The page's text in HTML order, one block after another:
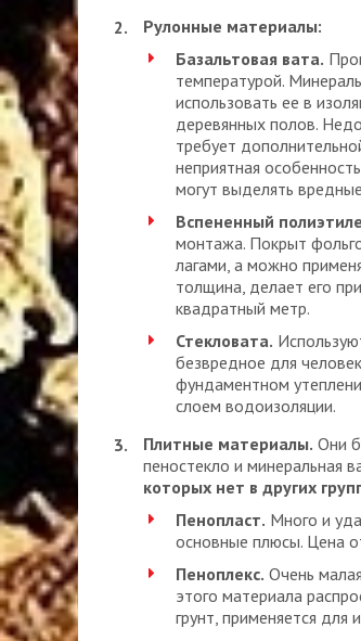
Рулонные материалы:
Базальтовая вата.
температурой.
использовать ее в
деревянных полов.
требует
неприятная
могут выделять
Вспененный
монтажа. Покрыт
лагами, а можно
толщина, делает его
квадратный метр.
Стекловата.
безвредное для
фундаментном
слоем водоизоляции.
Плитные материалы. Они
пеностекло и минеральная
которых нет в других
Пенопласт. Много и
основные плюсы. Цена
Пеноплекс. Очень
этого материала
грунт, применяется